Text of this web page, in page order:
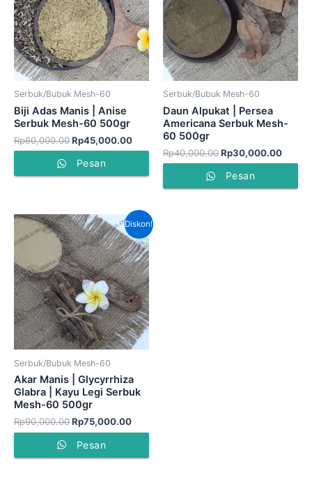
Serbuk/Bubuk Mesh-60
Biji Adas Manis | Anise
Serbuk Mesh-60 500gr
Rp60,000.00Rp45,000.00
Pesan
Serbuk/Bubuk Mesh-60
Daun Alpukat | Persea
Americana Serbuk Mesh-
60 500gr
Rp40,000.00Rp30,000.00
Pesan
Diskon!
Serbuk/Bubuk Mesh-60
Akar Manis | Glycyrrhiza
Glabra | Kayu Legi Serbuk
Mesh-60 500gr
Rp90,000.00
Harga
aslinya
adalah:
Rp90,000.00.
Rp75,000.00
Harga
saat
ini
adalah:
Rp75,000.00.
Pesan